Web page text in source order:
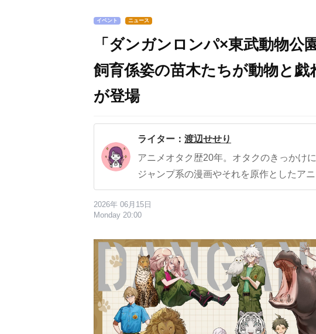
イベント ニュース
「ダンガンロンパ×東武動物公
飼育係姿の苗木たちが動物と
が登場
ライター： 渡辺せせり
アニメオタク歴20年。オタクのきっかけ
ジャンプ系の漫画やそれを原作としたアニ
2026年 06月15日
Monday 20:00